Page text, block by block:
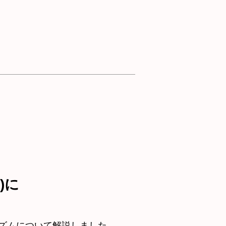
に